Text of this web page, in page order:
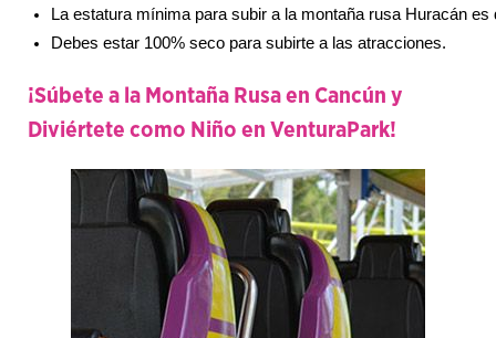
La estatura mínima para subir a la montaña rusa Huracán es
Debes estar 100% seco para subirte a las atracciones.
¡Súbete a la Montaña Rusa en Cancún y
Diviértete como Niño en VenturaPark!